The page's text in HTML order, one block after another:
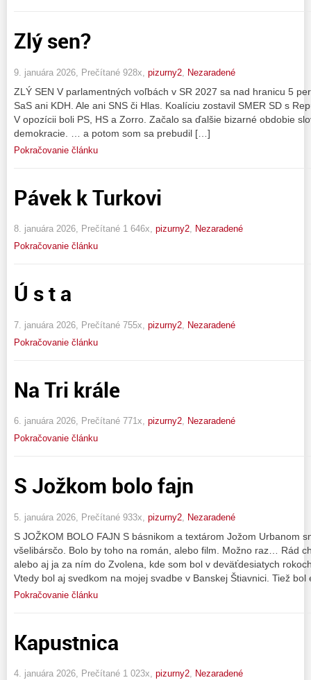
Zlý sen?
9. januára 2026, Prečítané 928x, pizurny2 Nezaradené
ZLÝ SEN V parlamentných voľbách v SR 2027 sa nad hranicu 5
SaS ani KDH. Ale ani SNS či Hlas. Koalíciu zostavil SMER SD s
V opozícii boli PS, HS a Zorro. Začalo sa ďalšie bizarné obdobie
demokracie. … a potom som sa prebudil […]
Pokračovanie článku
Pávek k Turkovi
8. januára 2026, Prečítané 1 646x, pizurny2, Nezaradené
Pokračovanie článku
Ú s t a
7. januára 2026, Prečítané 755x, pizurny2
Nezaradené
Pokračovanie článku
Na Tri krále
6. januára 2026, Prečítané 771x, pizurny2, Nezaradené
Pokračovanie článku
S Jožkom bolo fajn
5. januára 2026, Prečítané 933x, pizurny2 Nezaradené
S JOŽKOM BOLO FAJN S básnikom a textárom Jožom Urbanom
všelibársčo. Bolo by toho na román, alebo film. Možno raz… Rád
alebo aj ja za ním do Zvolena, kde som bol v deväťdesiatych
Vtedy bol aj svedkom na mojej svadbe v Banskej Štiavnici. Tiež
Pokračovanie článku
Kapustnica
4. januára 2026, Prečítané 1 023x, pizurny2, Nezaradené